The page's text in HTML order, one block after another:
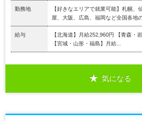
勤務地
【好きなエリアで就業可能】札幌、
屋、大阪、広島、福岡など全国各地
給与
【北海道】月給252,960円 【青森・
【宮城・山形・福島】月給...
気になる